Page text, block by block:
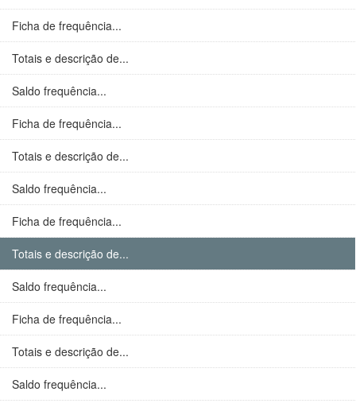
Ficha de frequência...
Totais e descrição de...
Saldo frequência...
Ficha de frequência...
Totais e descrição de...
Saldo frequência...
Ficha de frequência...
Totais e descrição de...
Saldo frequência...
Ficha de frequência...
Totais e descrição de...
Saldo frequência...